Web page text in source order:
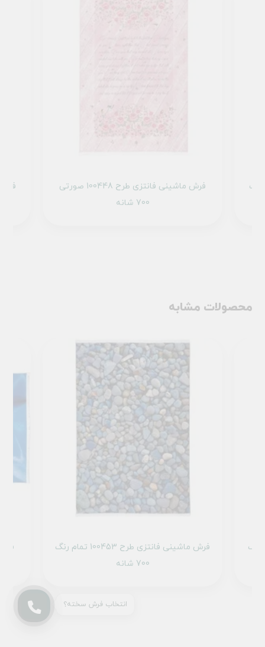
فرش ماشینی فانتزی طرح 100448 صورتی
700 شانه
تمام رنگ
محصولات مشابه
فرش ماشینی فانتزی طرح 100453 تمام رنگ
700 شانه
101443 تمام رنگ
انتخاب فرش سخته؟